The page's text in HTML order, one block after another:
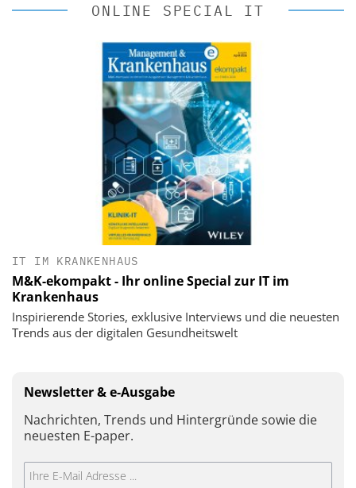
ONLINE SPECIAL IT
IT IM KRANKENHAUS
M&K-ekompakt - Ihr online Special zur IT im
Krankenhaus
Inspirierende Stories, exklusive Interviews und die neuesten
Trends aus der digitalen Gesundheitswelt
Newsletter & e-Ausgabe
Nachrichten, Trends und Hintergründe sowie die
neuesten E-paper.